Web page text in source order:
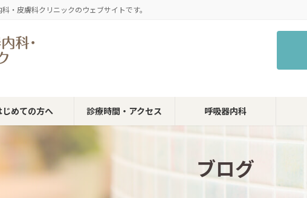
・皮膚科クリニックのウェブサイトです。
じめての方へ 診療時間・アクセス 呼吸器内科
ブログ